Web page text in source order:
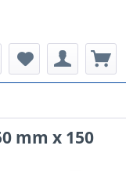
mm x 150